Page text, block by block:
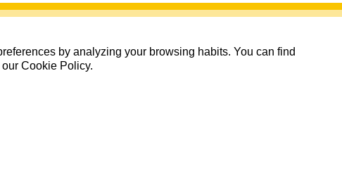
by analyzing your browsing habits. You can find
Cookie Policy.